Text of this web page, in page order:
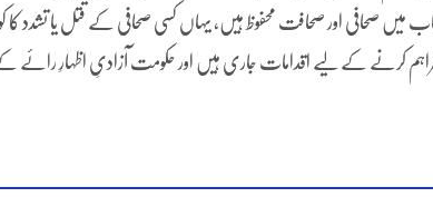
میں صحافی اور صحافت محفوظ ہیں، یہاں کسی صحافی کے قتل یا تشدد کا
فراہم کرنے کے لیے اقدامات جاری ہیں اور حکومت آزادیِ اظہارِ